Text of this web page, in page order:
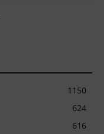
1150
624
616